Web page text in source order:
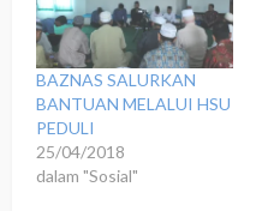
BAZNAS SALURKAN
BANTUAN MELALUI HSU
PEDULI
25/04/2018
dalam "Sosial"